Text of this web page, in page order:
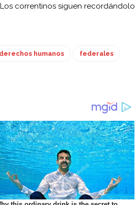
correntinos siguen recordándolo
derechos humanos federales